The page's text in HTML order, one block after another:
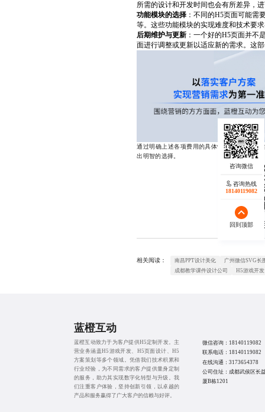
所需的设计和开发时间也会有所差异，
功能模块的选择 ：不同的H5页面可能需
等。这些功能模块的实现难度和技术要
后期维护与更新 ：一个好的H5页面并不
面进行调整或更新以适应新的需求。这
通过明确上述各项费用的具体情况，可以帮助
出明智的选择。
工
相关阅读： 南昌PPT设计美化
广州微信SVG长
成都教学课件设计公司
H5游戏开发
咨询热线
18140119082
回到顶部
蓝橙互动
蓝橙互动致力于为客户提供H5定制开发。主
营业务涵盖H5游戏开发 H5页面设计 、H5
方案策划 等多个领域。凭借我们技术积累和
行业经验，为不同需求的客户提供量身定制
的服务，助力其实现数字化转型与升级。我
们注重客户体验，坚持创新引领，以卓越的
产品和服务赢得了广大客户的信赖与好评。
微信咨询： 18140119082
联系电话： 18140119082
在线沟通： 3173654378
公司住址：成都武侯区长
厦B栋1201